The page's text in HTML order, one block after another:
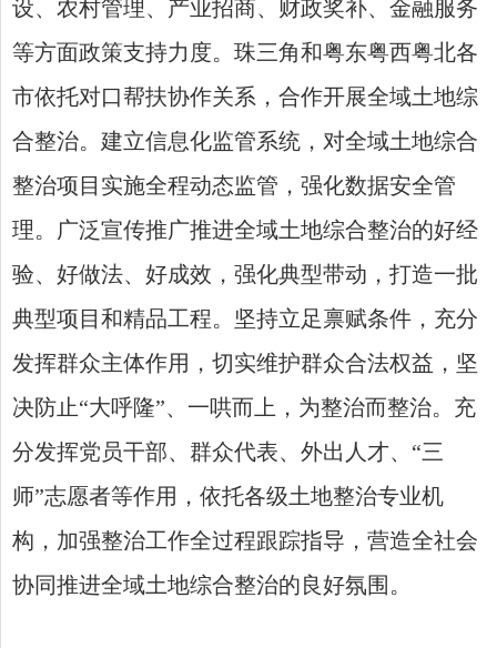
设、农村管理、产业招商、财政奖补、金融服务
等方面政策支持力度。珠三角和粤东粤西粤北各
市依托对口帮扶协作关系，合作开展全域土地综
合整治。建立信息化监管系统，对全域土地综合
整治项目实施全程动态监管，强化数据安全管
理。广泛宣传推广推进全域土地综合整治的好经
验、好做法、好成效，强化典型带动，打造一批
典型项目和精品工程。坚持立足禀赋条件，充分
发挥群众主体作用，切实维护群众合法权益，坚
决防止“大呼隆”、一哄而上，为整治而整治。充
分发挥党员干部、群众代表、外出人才、“三
师”志愿者等作用，依托各级土地整治专业机
构，加强整治工作全过程跟踪指导，营造全社会
协同推进全域土地综合整治的良好氛围。